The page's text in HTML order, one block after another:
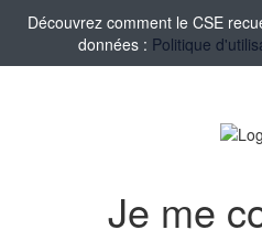
Découvrez comment le CSE
données : Politique
Je me